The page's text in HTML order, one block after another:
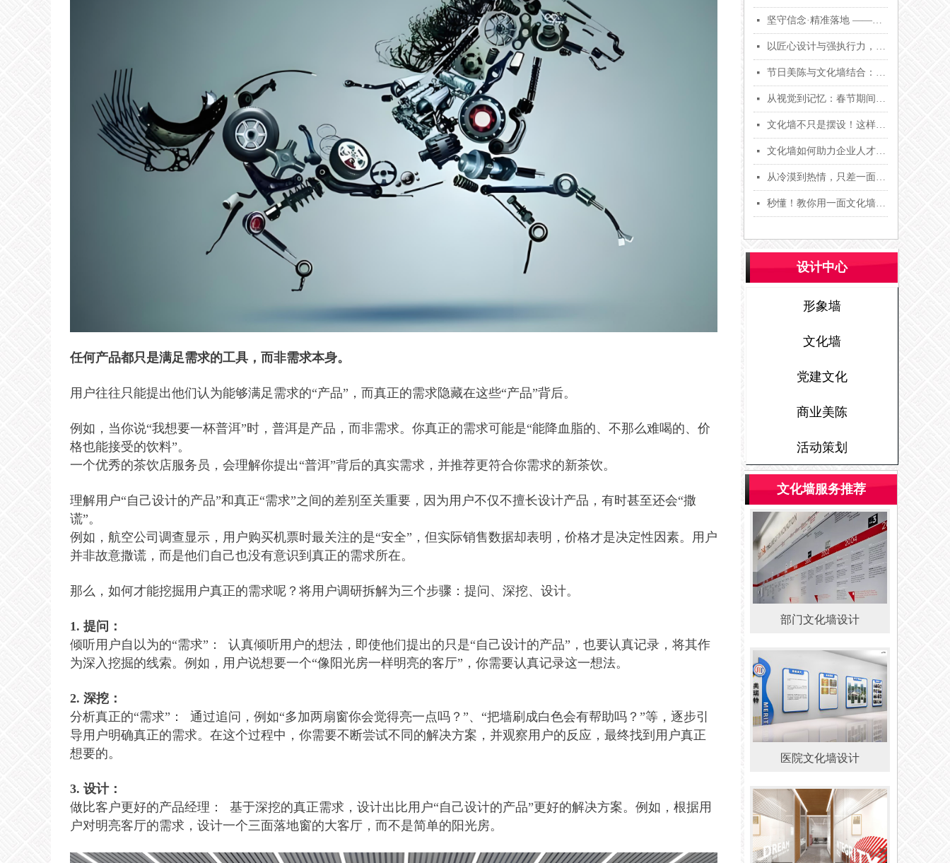
넷 坚守信念·精准落地 ——面向机关与党群场所的可执行党建文化墙解决方案【唐和文化】
넷 以匠心设计与强执行力，打造有温度的企业文化墙【唐和文化】
넷 节日美陈与文化墙结合：提高员工归属与客户停留时长的实战法【唐和文化】
넷 从视觉到记忆：春节期间，文化墙如何提升企业品牌影响力【唐和文化】
넷 文化墙不只是摆设！这样做，让企业软实力翻倍增长！【唐和文化】
넷 文化墙如何助力企业人才留存？五大实操策略揭秘！【唐和文化】
넷 从冷漠到热情，只差一面文化墙的距离！真实案例分享【唐和文化】
넷 秒懂！教你用一面文化墙打造高效且有爱的办公环境【唐和文化】
设计中心
形象墙
文化墙
党建文化
商业美陈
活动策划
任何产品都只是满足需求的工具，而非需求本身。
用户往往只能提出他们认为能够满足需求的“产品”，而真正的需求隐藏在这些“产品”背后。
例如，当你说“我想要一杯普洱”时，普洱是产品，而非需求。你真正的需求可能是“能降血脂的、不那么难喝的、价
格也能接受的饮料”。
一个优秀的茶饮店服务员，会理解你提出“普洱”背后的真实需求，并推荐更符合你需求的新茶饮。
理解用户“自己设计的产品”和真正“需求”之间的差别至关重要，因为用户不仅不擅长设计产品，有时甚至还会“撒
谎”。
例如，航空公司调查显示，用户购买机票时最关注的是“安全”，但实际销售数据却表明，价格才是决定性因素。用户
并非故意撒谎，而是他们自己也没有意识到真正的需求所在。
那么，如何才能挖掘用户真正的需求呢？将用户调研拆解为三个步骤：提问、深挖、设计。
1. 提问：
倾听用户自以为的“需求”： 认真倾听用户的想法，即使他们提出的只是“自己设计的产品”，也要认真记录，将其作
为深入挖掘的线索。例如，用户说想要一个“像阳光房一样明亮的客厅”，你需要认真记录这一想法。
2. 深挖：
分析真正的“需求”： 通过追问，例如“多加两扇窗你会觉得亮一点吗？”、“把墙刷成白色会有帮助吗？”等，逐步引
导用户明确真正的需求。在这个过程中，你需要不断尝试不同的解决方案，并观察用户的反应，最终找到用户真正
想要的。
3. 设计：
做比客户更好的产品经理： 基于深挖的真正需求，设计出比用户“自己设计的产品”更好的解决方案。例如，根据用
户对明亮客厅的需求，设计一个三面落地窗的大客厅，而不是简单的阳光房。
部门文化墙设计
医院文化墙设计
文化墙服务推荐